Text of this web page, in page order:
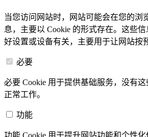
当您访问网站时，网站可能会在您的浏
息，主要以 Cookie 的形式存在。这些
好设置或设备有关，主要用于让网站按
必要
必要 Cookie 用于提供基础服务，没有
正常工作。
功能
功能 Cookie 用于提升网站功能和个性化